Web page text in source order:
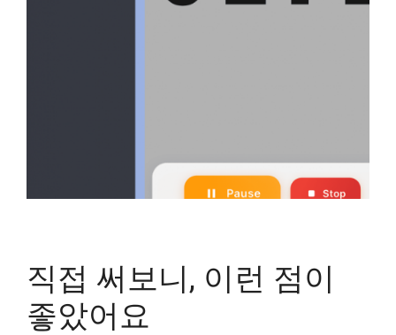
직접 써보니, 이런 점이
좋았어요